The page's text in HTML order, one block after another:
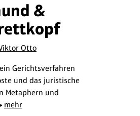
&
Otto
Gerichtsverfahren
und das juristische
Metaphern und
mehr